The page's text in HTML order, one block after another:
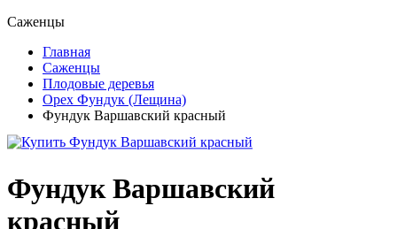
Саженцы
Главная
Саженцы
Плодовые деревья
Орех Фундук (Лещина)
Фундук Варшавский красный
Фундук Варшавский
красный